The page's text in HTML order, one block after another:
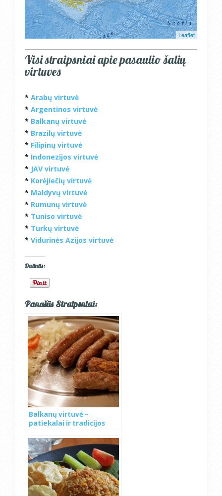
Leaflet
Visi straipsniai apie pasaulio šalių
virtuves
* Arabų virtuvė
* Argentinos virtuvė
* Balkanų virtuvė
* Brazilų virtuvė
* Filipinų virtuvė
* Indonezijos virtuvė
* JAV virtuvė
* Korėjiečių virtuvė
* Maldyvų virtuvė
* Rumunų virtuvė
* Tuniso virtuvė
* Turkų virtuvė
* Vidurinės Azijos virtuvė
Dalintis:
Panašūs Straipsniai:
Balkanų virtuvė –
patiekalai ir tradicijos